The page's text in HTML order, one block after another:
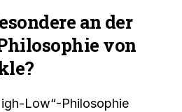
an der
von
Low“-Philosophie